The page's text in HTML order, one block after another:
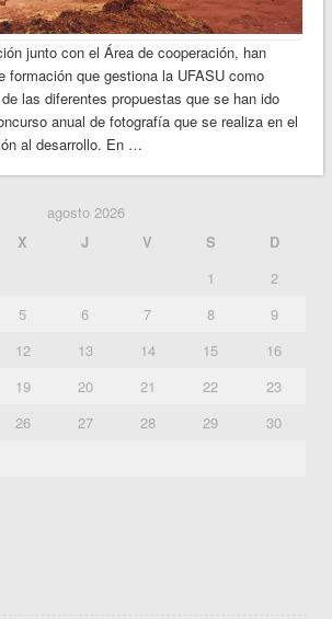
junto con el Área de cooperación, han
formación que gestiona la UFASU como
las diferentes propuestas que se han ido
anual de fotografía que se realiza en el
al desarrollo. En …
agosto 2026
X J V S
D
1
2
5 6 7 8
9
12 13 14 15
16
19 20 21 22
23
26 27 28 29
30